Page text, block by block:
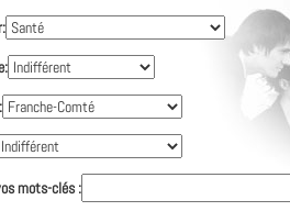
mots-clés :